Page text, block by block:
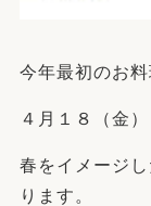
今年最初のお
４月１８（金
春をイメージ
ります。